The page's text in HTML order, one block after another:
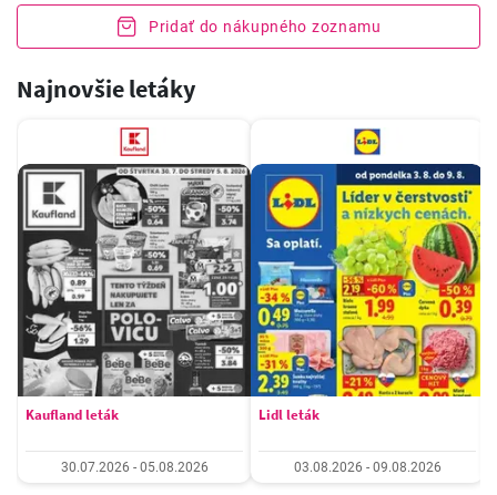
Pridať do nákupného zoznamu
Najnovšie letáky
Kaufland leták
30.07.2026 - 05.08.2026
Lidl leták
03.08.2026 - 09.08.2026